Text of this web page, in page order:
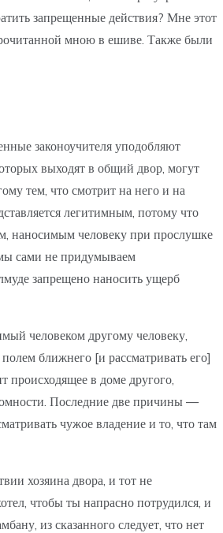
запрещенные действия? Мне этот
мною в ешиве. Также были
законоучителя уподобляют
выходят в общий двор, могут
тем, что смотрит на него и на
легитимным, потому что
наносимым человеку при прослушке
сами не придумываем
запрещено наносить ущерб
человеком другому человеку,
ближнего [и рассматривать его]
происходящее в доме другого,
Последние две причины —
чужое владение и то, что там
хозяина двора, и тот не
чтобы ты напрасно потрудился, и
из сказанного следует, что нет